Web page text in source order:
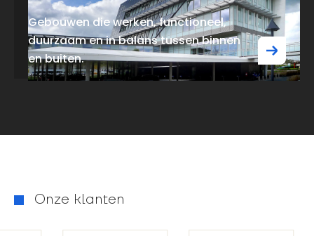
Gebouwen die werken, functioneel,
duurzaam en in balans tussen binnen
en buiten.
Onze klanten